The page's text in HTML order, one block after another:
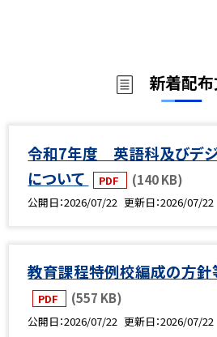
新着配
令和7年度 英語科及びデ
について
PDF (140 KB)
公開日 2026/07/22 更新日 2026/07/22
教育課程特例校編成の方針
PDF (557 KB)
公開日 2026/07/22 更新日 2026/07/22